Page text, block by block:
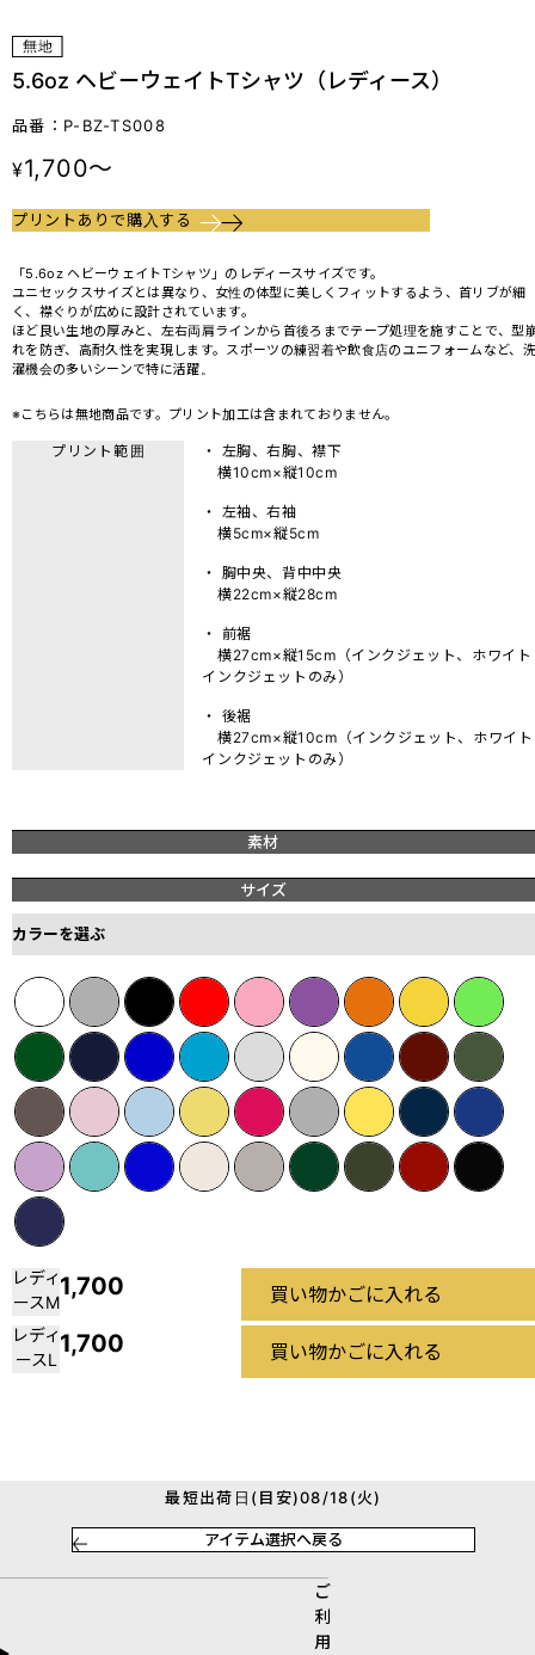
5.6oz ヘビーウェイトTシャツ（レディース）
品番：P-BZ-TS008
¥1,700～
プリントありで購入する
「5.6oz ヘビーウェイトTシャツ」のレディースサイズです。
ユニセックスサイズとは異なり、女性の体型に美しくフィットするよう、首リブが細
く、襟ぐりが広めに設計されています。
ほど良い生地の厚みと、左右両肩ラインから首後ろまでテープ処理を施すことで、型
れを防ぎ、高耐久性を実現します。スポーツの練習着や飲食店のユニフォームなど、洗
濯機会の多いシーンで特に活躍。
※こちらは無地商品です。プリント加工は含まれておりません。
プリント範囲
・ 左胸、右胸、襟下
横10cm×縦10cm
・ 左袖、右袖
横5cm×縦5cm
・ 胸中央、背中中央
横22cm×縦28cm
・ 前裾
横27cm×縦15cm（インクジェット、ホワイト
インクジェットのみ）
・ 後裾
横27cm×縦10cm（インクジェット、ホワイト
インクジェットのみ）
素材
サイズ
カラーを選ぶ
レディ
ースM
1,700 買い物かごに入れる
レディ
ースL
1,700 買い物かごに入れる
最短出荷日(目安)08/18(火)
アイテム選択へ戻る
ご
利
用